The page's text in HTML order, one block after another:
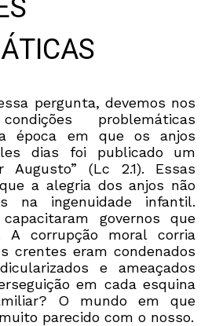
pergunta, devemos nos
problemáticas
época em que os anjos
dias foi publicado um
Augusto” (Lc 2.1). Essas
a alegria dos anjos não
na ingenuidade infantil.
governos que
A corrupção moral corria
crentes eram condenados
e ameaçados
em cada esquina
O mundo em que
parecido com o nosso.